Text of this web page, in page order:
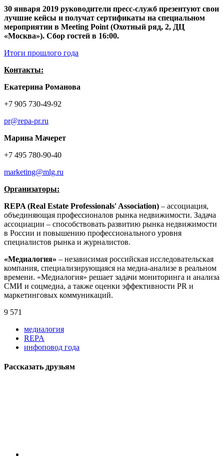
30 января 2019 руководители пресс-служб презентуют свои
лучшие кейсы и получат сертификаты на специальном
мероприятии в Meeting Point (Охотный ряд, 2, ДЦ
«Москва»). Сбор гостей в 16:00.
Итоги прошлого года
Контакты:
Екатерина Романова
+7 905 730-49-92
pr@repa-pr.ru
Марина Мачерет
+7 495 780-90-40
marketing@mlg.ru
Организаторы:
REPA (Real Estate Professionals' Association) – ассоциация,
объединяющая профессионалов рынка недвижимости. Задача
ассоциации – способствовать развитию рынка недвижимости
в России и повышению профессионального уровня
специалистов рынка и журналистов.
«Медиалогия» – независимая российская исследовательская
компания, специализирующаяся на медиа-анализе в реальном
времени. «Медиалогия» решает задачи мониторинга и анализа
СМИ и соцмедиа, а также оценки эффективности PR и
маркетинговых коммуникаций.
9 571
медиалогия
REPA
инфоповод года
Рассказать друзьям